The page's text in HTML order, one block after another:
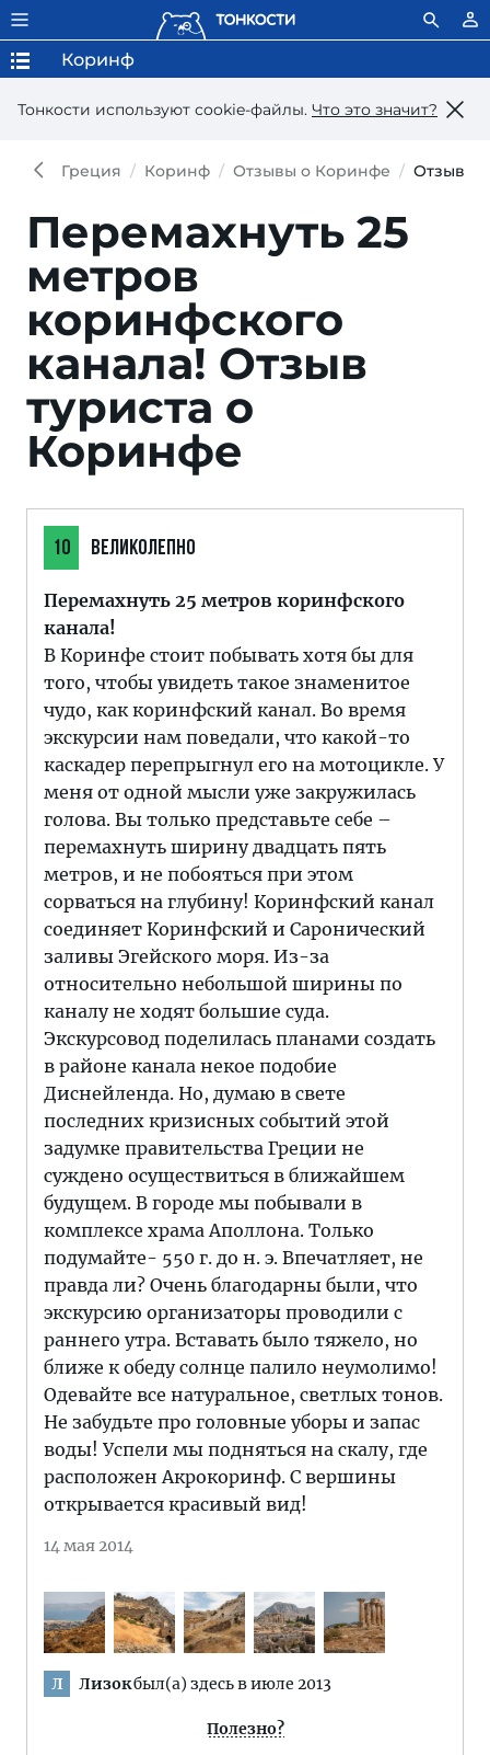
Тонкости используют сookie-файлы. Что это значит?
Коринф
Греция Коринф Отзывы о Коринфе Отзыв
Перемахнуть 25
метров
коринфского
канала! Отзыв
туриста о
Коринфе
10 ВЕЛИКОЛЕПНО
Перемахнуть 25 метров коринфского
канала!
В Коринфе стоит побывать хотя бы для
того, чтобы увидеть такое знаменитое
чудо, как коринфский канал. Во время
экскурсии нам поведали, что какой-то
каскадер перепрыгнул его на мотоцикле. У
меня от одной мысли уже закружилась
голова. Вы только представьте себе –
перемахнуть ширину двадцать пять
метров, и не побояться при этом
сорваться на глубину! Коринфский канал
соединяет Коринфский и Саронический
заливы Эгейского моря. Из-за
относительно небольшой ширины по
каналу не ходят большие суда.
Экскурсовод поделилась планами создать
в районе канала некое подобие
Диснейленда. Но, думаю в свете
последних кризисных событий этой
задумке правительства Греции не
суждено осуществиться в ближайшем
будущем. В городе мы побывали в
комплексе храма Аполлона. Только
подумайте- 550 г. до н. э. Впечатляет, не
правда ли? Очень благодарны были, что
экскурсию организаторы проводили с
раннего утра. Вставать было тяжело, но
ближе к обеду солнце палило неумолимо!
Одевайте все натуральное, светлых тонов.
Не забудьте про головные уборы и запас
воды! Успели мы подняться на скалу, где
расположен Акрокоринф. С вершины
открывается красивый вид!
14 мая 2014
Л Лизокбыл(а) здесь в июле 2013
Полезно?